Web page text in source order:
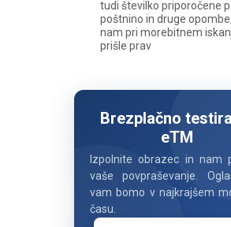
tudi številko priporočene
poštnino in druge
nam pri morebitnem
prišle prav
Brezplačno
eTM
Izpolnite obrazec in nam
vaše povpraševanje.
vam bomo v najkrajšem
času.